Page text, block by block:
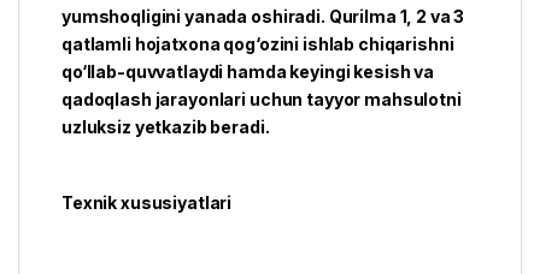
yumshoqligini yanada oshiradi. Qurilma 1, 2 va 3
qatlamli hojatxona qog‘ozini ishlab chiqarishni
qo‘llab-quvvatlaydi hamda keyingi kesish va
qadoqlash jarayonlari uchun tayyor mahsulotni
uzluksiz yetkazib beradi.
Texnik xususiyatlari